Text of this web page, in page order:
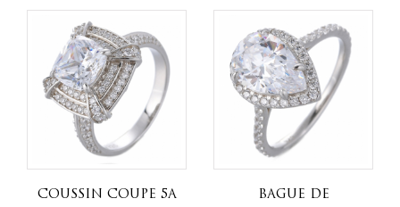
baguette CZ
bague d'éternité
anniversaire
alliance
coussin coupe 5A
bague de